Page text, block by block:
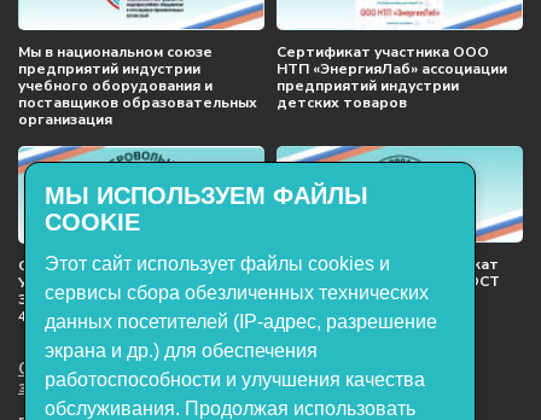
Мы в национальном союзе
предприятий индустрии
учебного оборудования и
поставщиков образовательных
организация
Сертификат участника ООО
НТП «ЭнергияЛаб» ассоциации
предприятий индустрии
детских товаров
Сертификат соответствия
Учебное оборудование, марки
ЭнергияЛаб ТУ 32.99.53–001–
47627947–2021 Серийный выпуск
Международный сертификат
менеджмента качества ГОСТ
ISO 9001:2015
ООО НТП «ЭнергияЛаб». Все права
защищены.
МЫ ИСПОЛЬЗУЕМ ФАЙЛЫ
COOKIE
Этот сайт использует файлы cookies и
сервисы сбора обезличенных технических
данных посетителей (IP-адрес, разрешение
экрана и др.) для обеспечения
работоспособности и улучшения качества
обслуживания. Продолжая использовать